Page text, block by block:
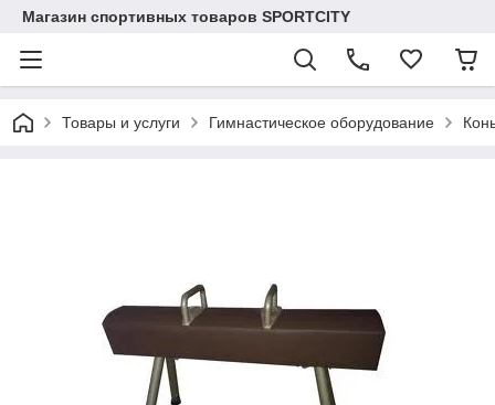
Магазин спортивных товаров SPORTCITY
Товары и услуги Гимнастическое оборудование